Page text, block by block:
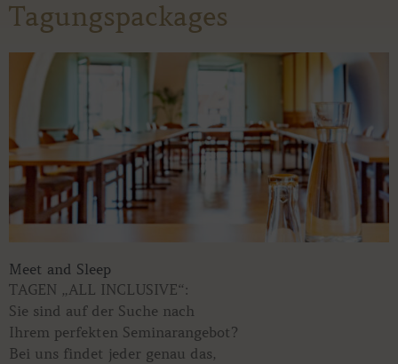
Tagungspackages
Meet and Sleep
TAGEN „ALL INCLUSIVE“:
Sie sind auf der Suche nach
Ihrem perfekten Seminarangebot?
Bei uns findet jeder genau das,